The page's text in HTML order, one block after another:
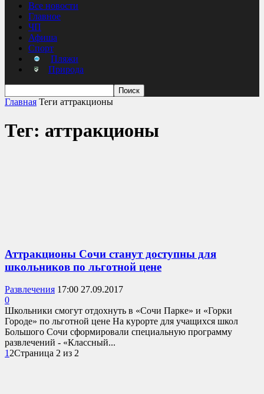
Все новости
Главное
ЧП
Афиша
Спорт
Пляжи
Природа
Главная Теги аттракционы
Тег: аттракционы
Аттракционы Сочи станут доступны для
школьников по льготной цене
Развлечения 17:00 27.09.2017
0
Школьники смогут отдохнуть в «Сочи Парке» и «Горки
Городе» по льготной цене На курорте для учащихся школ
Большого Сочи сформировали специальную программу
развлечений - «Классный...
1 2Страница 2 из 2